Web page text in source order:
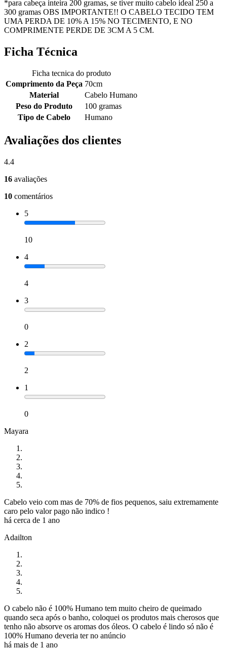
*para cabeça inteira 200 gramas, se tiver muito cabelo ideal 250 a
300 gramas OBS IMPORTANTE!! O CABELO TECIDO TEM
UMA PERDA DE 10% A 15% NO TECIMENTO, E NO
COMPRIMENTE PERDE DE 3CM A 5 CM.
Ficha Técnica
Ficha tecnica do produto
Comprimento da Peça 70cm
Material
Cabelo Humano
Peso do Produto
100 gramas
Tipo de Cabelo
Humano
Avaliações dos clientes
4.4
16 avaliações
10 comentários
5
10
4
4
3
0
2
2
1
0
Mayara
Cabelo veio com mas de 70% de fios pequenos, saiu extremamente
caro pelo valor pago não indico !
há cerca de 1 ano
Adailton
O cabelo não é 100% Humano tem muito cheiro de queimado
quando seca após o banho, coloquei os produtos mais cherosos que
tenho não absorve os aromas dos óleos. O cabelo é lindo só não é
100% Humano deveria ter no anúncio
há mais de 1 ano